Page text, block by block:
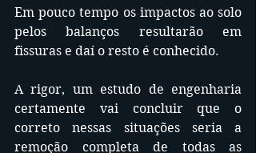
Em pouco tempo os impactos ao solo
pelos balanços resultarão em
fissuras e daí o resto é conhecido.
A rigor, um estudo de engenharia
certamente vai concluir que o
correto nessas situações seria a
remoção completa de todas as